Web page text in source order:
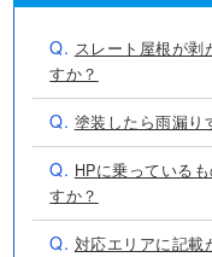
Q. スレート屋根が剥
すか？
Q. 塗装したら雨漏り
Q. HPに乗っている
すか？
Q. 対応エリアに記載